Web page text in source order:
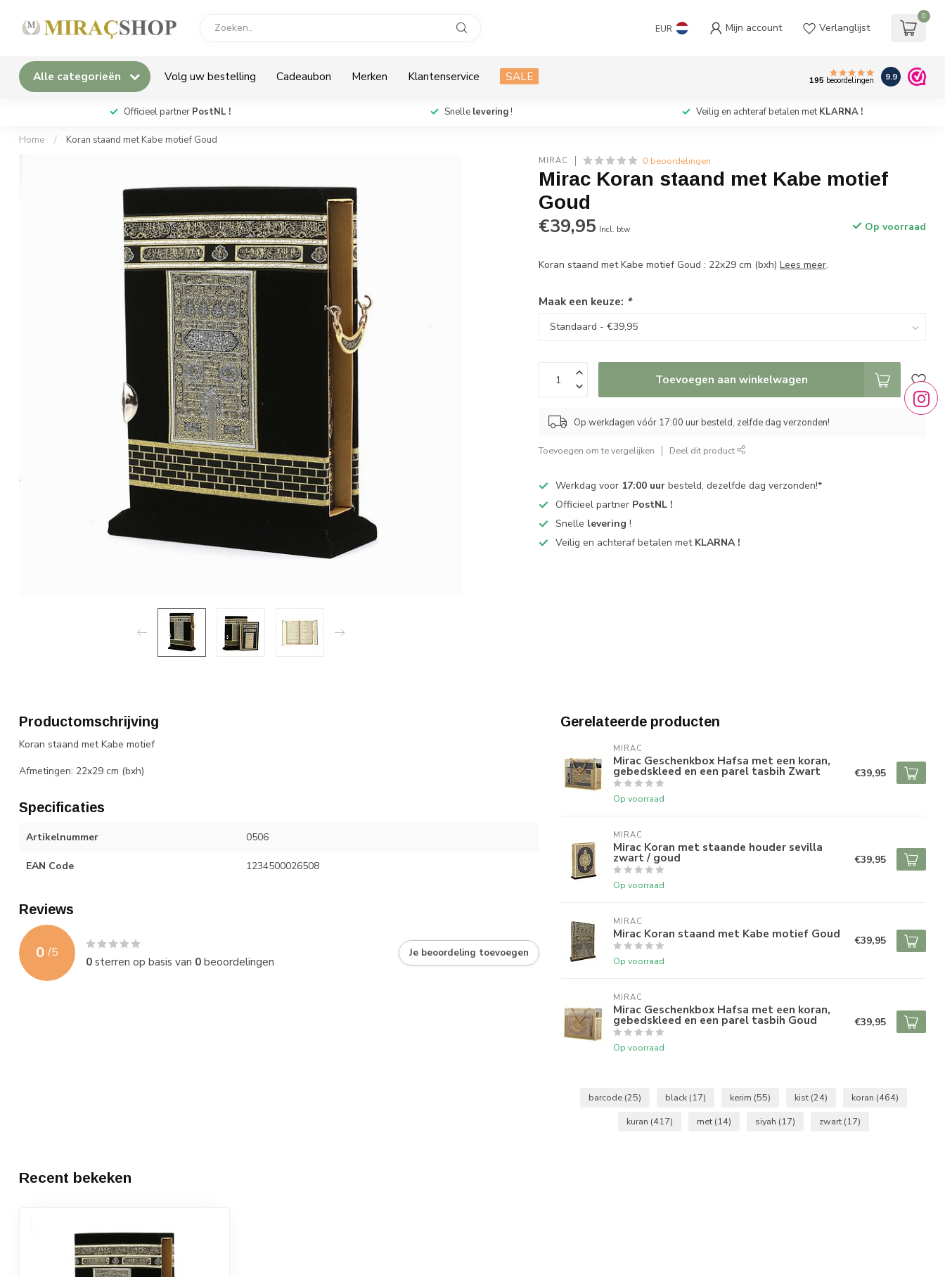
EUR Mijn account Verlanglijst
0
Alle categorieën Volg uw bestelling Cadeaubon Merken Klantenservice SALE 195 beoordelingen 9.9
Officieel partner PostNL ! Snelle levering! Veilig en achteraf betalen met KLARNA !
Home / Koran staand met Kabe motief Goud
MIRAC 0 beoordelingen
Mirac Koran staand met Kabe motief
Goud
€39,95 Incl. btw Op voorraad
Koran staand met Kabe motief Goud : 22x29 cm (bxh)Lees meer.
Maak een keuze: *
Toevoegen aan winkelwagen
Op werkdagen vóór 17:00 uur besteld, zelfde dag verzonden!
Toevoegen om te vergelijken Deel dit product
Werkdag voor 17:00 uur besteld, dezelfde dag verzonden!*
Officieel partner PostNL !
Snelle levering !
Veilig en achteraf betalen met KLARNA !
Productomschrijving
Koran staand met Kabe motief
Afmetingen: 22x29 cm (bxh)
Specificaties
Artikelnummer 0506
EAN Code 1234500026508
Reviews
0 /5
0sterren op basis van 0beoordelingen
Je beoordeling toevoegen
Gerelateerde producten
MIRAC
Mirac Geschenkbox Hafsa met een koran,
gebedskleed en een parel tasbih Zwart
Op voorraad
€39,95
MIRAC
Mirac Koran met staande houder sevilla
zwart / goud
Op voorraad
€39,95
MIRAC
Mirac Koran staand met Kabe motief Goud
Op voorraad
€39,95
MIRAC
Mirac Geschenkbox Hafsa met een koran,
gebedskleed en een parel tasbih Goud
Op voorraad
€39,95
barcode (25) black (17) kerim (55) kist (24) koran (464)
kuran (417) met (14) siyah (17) zwart (17)
Recent bekeken